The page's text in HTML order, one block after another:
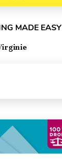
MADE EASY